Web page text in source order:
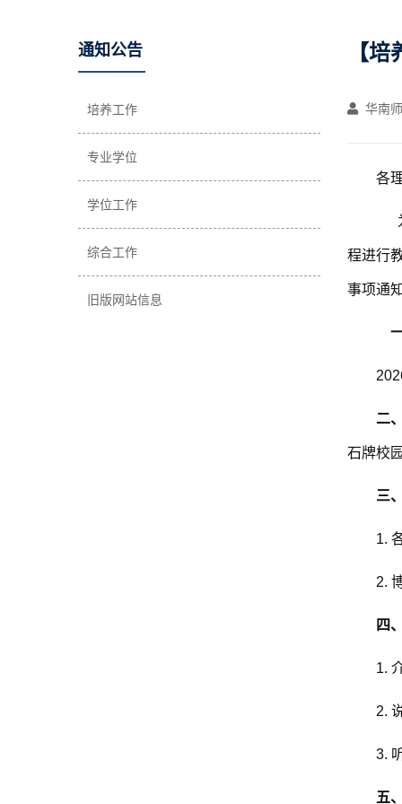
通知公告
培养工作
专业学位
学位工作
综合工作
旧版网站信息
【
华南
各
为
程进行
事项通
一
二
石牌校
三
1.
2.
四
1.
2.
3.
五